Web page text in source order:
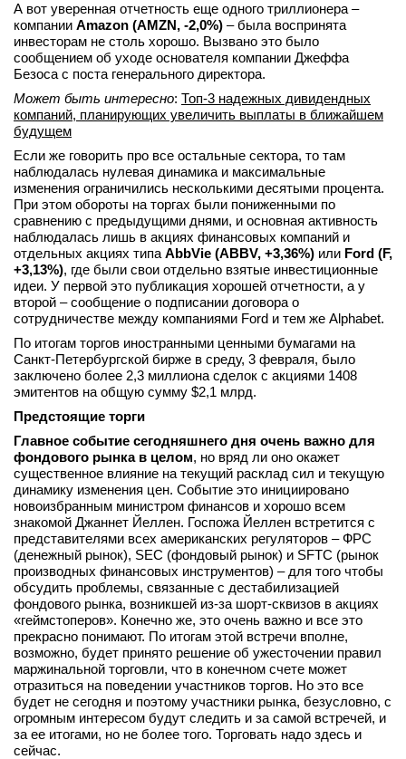
А вот уверенная отчетность еще одного триллионера –
компании Amazon (AMZN, -2,0%) – была воспринята
инвесторам не столь хорошо. Вызвано это было
сообщением об уходе основателя компании Джеффа
Безоса с поста генерального директора.
Может быть интересно: Топ-3 надежных дивидендных
компаний, планирующих увеличить выплаты в ближайшем
будущем
Если же говорить про все остальные сектора, то там
наблюдалась нулевая динамика и максимальные
изменения ограничились несколькими десятыми процента.
При этом обороты на торгах были пониженными по
сравнению с предыдущими днями, и основная активность
наблюдалась лишь в акциях финансовых компаний и
отдельных акциях типа AbbVie (ABBV, +3,36%) или Ford (F,
+3,13%), где были свои отдельно взятые инвестиционные
идеи. У первой это публикация хорошей отчетности, а у
второй – сообщение о подписании договора о
сотрудничестве между компаниями Ford и тем же Alphabet.
По итогам торгов иностранными ценными бумагами на
Санкт-Петербургской бирже в среду, 3 февраля, было
заключено более 2,3 миллиона сделок с акциями 1408
эмитентов на общую сумму $2,1 млрд.
Предстоящие торги
Главное событие сегодняшнего дня очень важно для
фондового рынка в целом, но вряд ли оно окажет
существенное влияние на текущий расклад сил и текущую
динамику изменения цен. Событие это инициировано
новоизбранным министром финансов и хорошо всем
знакомой Джаннет Йеллен. Госпожа Йеллен встретится с
представителями всех американских регуляторов – ФРС
(денежный рынок), SEC (фондовый рынок) и SFTC (рынок
производных финансовых инструментов) – для того чтобы
обсудить проблемы, связанные с дестабилизацией
фондового рынка, возникшей из-за шорт-сквизов в акциях
«геймстоперов». Конечно же, это очень важно и все это
прекрасно понимают. По итогам этой встречи вполне,
возможно, будет принято решение об ужесточении правил
маржинальной торговли, что в конечном счете может
отразиться на поведении участников торгов. Но это все
будет не сегодня и поэтому участники рынка, безусловно, с
огромным интересом будут следить и за самой встречей, и
за ее итогами, но не более того. Торговать надо здесь и
сейчас.